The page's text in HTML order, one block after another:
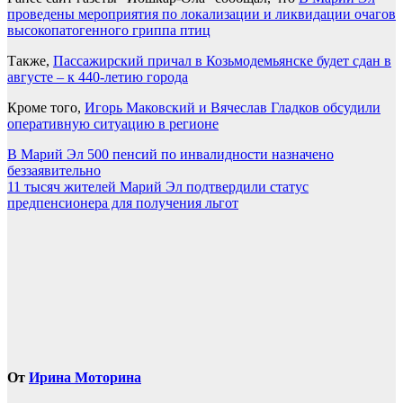
проведены мероприятия по локализации и ликвидации очагов
высокопатогенного гриппа птиц
Также, Пассажирский причал в Козьмодемьянске будет сдан в
августе – к 440-летию города
Кроме того, Игорь Маковский и Вячеслав Гладков обсудили
оперативную ситуацию в регионе
Навигация
по
записям
В Марий Эл 500 пенсий по инвалидности назначено
беззаявительно
11 тысяч жителей Марий Эл подтвердили статус
предпенсионера для получения льгот
От Ирина Моторина